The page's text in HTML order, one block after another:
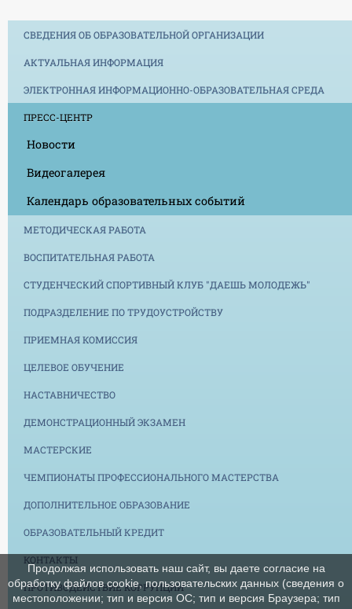
СВЕДЕНИЯ ОБ ОБРАЗОВАТЕЛЬНОЙ ОРГАНИЗАЦИИ
АКТУАЛЬНАЯ ИНФОРМАЦИЯ
ЭЛЕКТРОННАЯ ИНФОРМАЦИОННО-ОБРАЗОВАТЕЛЬНАЯ СРЕДА
ПРЕСС-ЦЕНТР
Новости
Видеогалерея
Календарь образовательных событий
МЕТОДИЧЕСКАЯ РАБОТА
ВОСПИТАТЕЛЬНАЯ РАБОТА
СТУДЕНЧЕСКИЙ СПОРТИВНЫЙ КЛУБ "ДАЕШЬ МОЛОДЕЖЬ"
ПОДРАЗДЕЛЕНИЕ ПО ТРУДОУСТРОЙСТВУ
ПРИЕМНАЯ КОМИССИЯ
ЦЕЛЕВОЕ ОБУЧЕНИЕ
НАСТАВНИЧЕСТВО
ДЕМОНСТРАЦИОННЫЙ ЭКЗАМЕН
МАСТЕРСКИЕ
ЧЕМПИОНАТЫ ПРОФЕССИОНАЛЬНОГО МАСТЕРСТВА
ДОПОЛНИТЕЛЬНОЕ ОБРАЗОВАНИЕ
ОБРАЗОВАТЕЛЬНЫЙ КРЕДИТ
КОНТАКТЫ
ПРОТИВОДЕЙСТВИЕ КОРРУПЦИИ
Продолжая использовать наш сайт, вы даете согласие на
обработку файлов cookie, пользовательских данных (сведения о
местоположении; тип и версия ОС; тип и версия Браузера; тип